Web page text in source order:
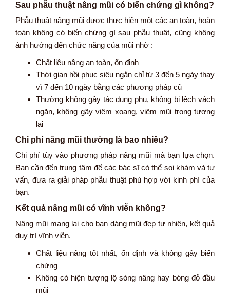
Sau phẫu thuật nâng mũi có biến chứng gì không?
Phẫu thuật nâng mũi được thực hiện một các an toàn, hoàn
toàn không có biến chứng gì sau phẫu thuật, cũng không
ảnh hưởng đến chức năng của mũi nhờ :
Chất liệu nâng an toàn, ổn định
Thời gian hồi phục siêu ngắn chỉ từ 3 đến 5 ngày thay
vì 7 đến 10 ngày bằng các phương pháp cũ
Thường không gây tác dụng phụ, không bị lệch vách
ngăn, không gây viêm xoang, viêm mũi trong tương
lai
Chi phí nâng mũi thường là bao nhiêu?
Chi phí tùy vào phương pháp nâng mũi mà bạn lựa chọn.
Bạn cần đến trung tâm để các bác sĩ có thể soi khám và tư
vấn, đưa ra giải pháp phẫu thuật phù hợp với kinh phí của
bạn.
Kết quả nâng mũi có vĩnh viễn không?
Nâng mũi mang lại cho bạn dáng mũi đẹp tự nhiên, kết quả
duy trì vĩnh viễn.
Chất liệu nâng tốt nhất, ổn định và không gây biến
chứng
Không có hiện tượng lộ sóng nâng hay bóng đỏ đầu
mũi